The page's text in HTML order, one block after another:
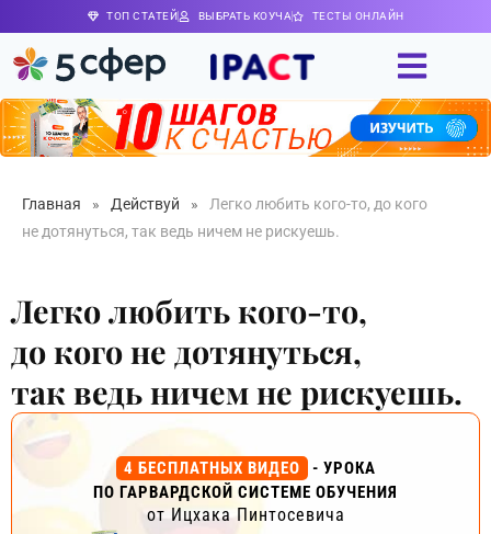
ТОП СТАТЕЙ ВЫБРАТЬ КОУЧА ТЕСТЫ ОНЛАЙН
Главная » Действуй »
Легко любить кого-то, до кого
не дотянуться, так ведь ничем не рискуешь.
Легко любить кого-то,
до кого не дотянуться,
так ведь ничем не рискуешь.
4 БЕСПЛАТНЫХ ВИДЕО
- УРОКА
ПО ГАРВАРДСКОЙ СИСТЕМЕ ОБУЧЕНИЯ
от Ицхака Пинтосевича